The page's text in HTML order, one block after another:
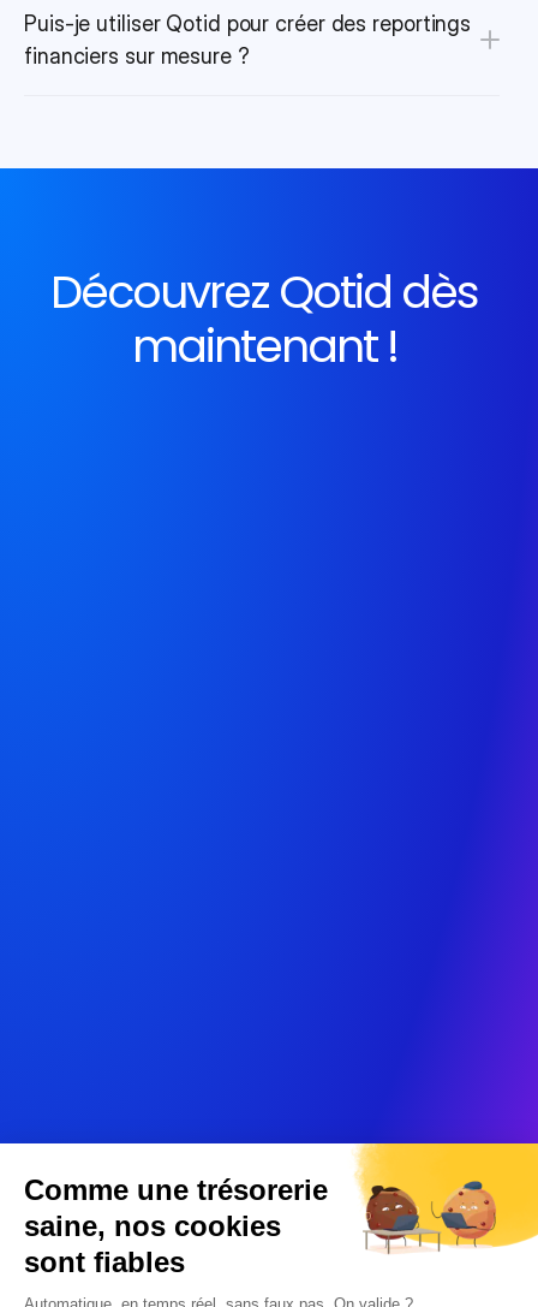
Comme une trésorerie
saine, nos cookies
sont fiables
Puis-je utiliser Qotid pour créer des reportings
financiers sur mesure ?
Découvrez Qotid dès
maintenant !